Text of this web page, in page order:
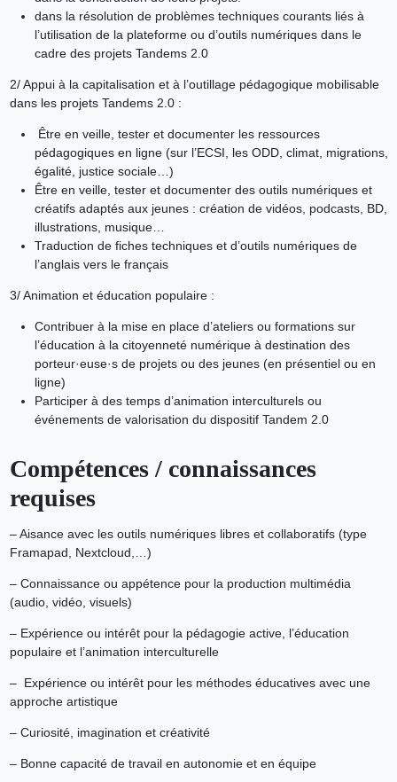
dans la résolution de problèmes techniques courants liés à
l’utilisation de la plateforme ou d’outils numériques dans le
cadre des projets Tandems 2.0
2/ Appui à la capitalisation et à l’outillage pédagogique mobilisable
dans les projets Tandems 2.0 :
Être en veille, tester et documenter les ressources
pédagogiques en ligne (sur l’ECSI, les ODD, climat, migrations,
égalité, justice sociale…)
Être en veille, tester et documenter des outils numériques et
créatifs adaptés aux jeunes : création de vidéos, podcasts, BD,
illustrations, musique…
Traduction de fiches techniques et d’outils numériques de
l’anglais vers le français
3/ Animation et éducation populaire :
Contribuer à la mise en place d’ateliers ou formations sur
l’éducation à la citoyenneté numérique à destination des
porteur·euse·s de projets ou des jeunes (en présentiel ou en
ligne)
Participer à des temps d’animation interculturels ou
événements de valorisation du dispositif Tandem 2.0
Compétences / connaissances
requises
– Aisance avec les outils numériques libres et collaboratifs (type
Framapad, Nextcloud,…)
– Connaissance ou appétence pour la production multimédia
(audio, vidéo, visuels)
– Expérience ou intérêt pour la pédagogie active, l’éducation
populaire et l’animation interculturelle
– Expérience ou intérêt pour les méthodes éducatives avec une
approche artistique
– Curiosité, imagination et créativité
– Bonne capacité de travail en autonomie et en équipe